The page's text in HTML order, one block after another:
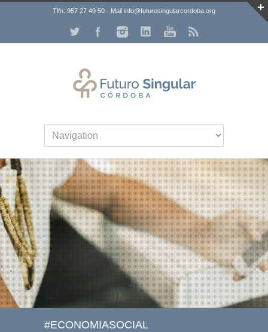
Tlfn: 957 27 49 50 - Mail info@futurosingularcordoba.org
#ECONOMIASOCIAL